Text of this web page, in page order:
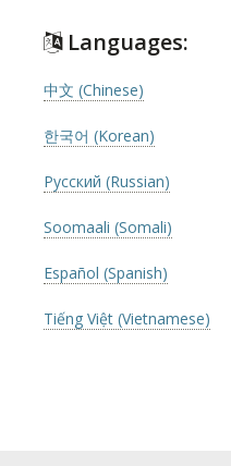
Languages:
中文 (Chinese)
한국어 (Korean)
Русский (Russian)
Soomaali (Somali)
Español (Spanish)
Tiếng Việt (Vietnamese)